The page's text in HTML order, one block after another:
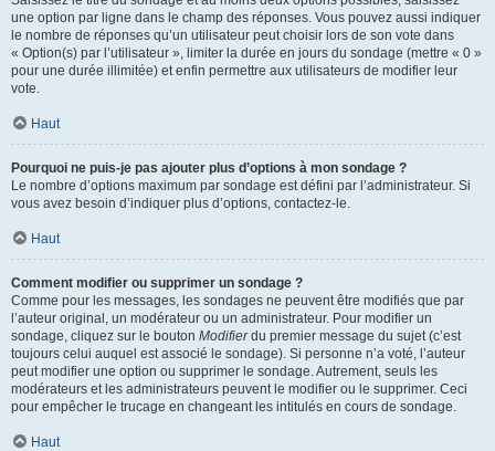
une option par ligne dans le champ des réponses. Vous pouvez aussi indiquer
le nombre de réponses qu’un utilisateur peut choisir lors de son vote dans
« Option(s) par l’utilisateur », limiter la durée en jours du sondage (mettre « 0 »
pour une durée illimitée) et enfin permettre aux utilisateurs de modifier leur
vote.
Haut
Pourquoi ne puis-je pas ajouter plus d’options à mon sondage ?
Le nombre d’options maximum par sondage est défini par l’administrateur. Si
vous avez besoin d’indiquer plus d’options, contactez-le.
Haut
Comment modifier ou supprimer un sondage ?
Comme pour les messages, les sondages ne peuvent être modifiés que par
l’auteur original, un modérateur ou un administrateur. Pour modifier un
sondage, cliquez sur le bouton Modifierdu premier message du sujet (c’est
toujours celui auquel est associé le sondage). Si personne n’a voté, l’auteur
peut modifier une option ou supprimer le sondage. Autrement, seuls les
modérateurs et les administrateurs peuvent le modifier ou le supprimer. Ceci
pour empêcher le trucage en changeant les intitulés en cours de sondage.
Haut